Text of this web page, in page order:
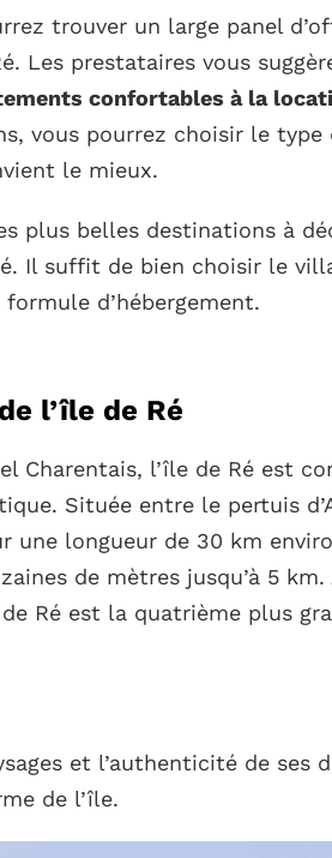
trouver un large panel
Les prestataires vous
confortables à la
vous pourrez choisir le type
le mieux.
plus belles destinations à
Il suffit de bien choisir le
d’hébergement.
l’île de Ré
Charentais, l’île de Ré est
Située entre le pertuis
une longueur de 30 km
de mètres jusqu’à 5 km.
de Ré est la quatrième plus
et l’authenticité de ses
de l’île.